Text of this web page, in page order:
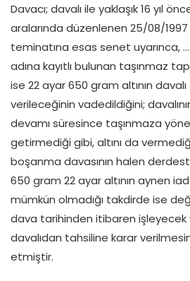
Davacı; davalı ile yaklaşık 16 yıl
aralarında düzenlenen 25/08/
teminatına esas senet uyarınca,
adına kayıtlı bulunan taşınmaz
ise 22 ayar 650 gram altının
verileceğinin vadedildiğini;
devamı süresince taşınmaza
getirmediği gibi, altını da
boşanma davasının halen
650 gram 22 ayar altının aynen
mümkün olmadığı takdirde ise
dava tarihinden itibaren işleyecek
davalıdan tahsiline karar
etmiştir.